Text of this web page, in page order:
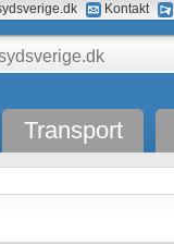
Kontakt
Transport